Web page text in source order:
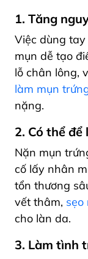
1. Tăng
Việc dùng
mụn dễ tạo
lỗ chân lông,
làm mụn
nặng.
2. Có thể để
Nặn mụn
cố lấy nhân
tổn thương
vết thâm, sẹo
cho làn da.
3. Làm tình